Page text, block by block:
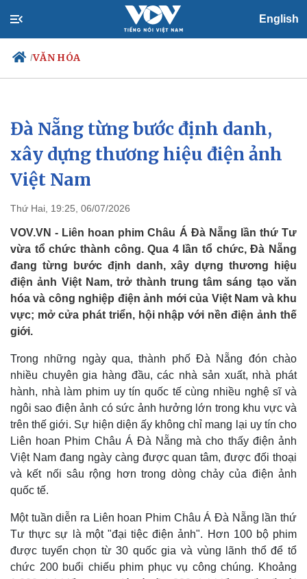
English
/VĂN HÓA
Chính trị
Đảng
Tổ chức nhân sự
Quốc hội
Nhận diện sự thật
Xã hội
Tin 24h
Dự báo thời tiết
Đà Nẵng từng bước định danh,
xây dựng thương hiệu điện ảnh
Việt Nam
Thứ Hai, 19:25, 06/07/2026
VOV.VN - Liên hoan phim Châu Á Đà Nẵng lần thứ Tư
vừa tổ chức thành công. Qua 4 lần tổ chức, Đà Nẵng
đang từng bước định danh, xây dựng thương hiệu
điện ảnh Việt Nam, trở thành trung tâm sáng tạo văn
hóa và công nghiệp điện ảnh mới của Việt Nam và khu
vực; mở cửa phát triển, hội nhập với nền điện ảnh thế
giới.
Trong những ngày qua, thành phố Đà Nẵng đón chào
nhiều chuyên gia hàng đầu, các nhà sản xuất, nhà phát
hành, nhà làm phim uy tín quốc tế cùng nhiều nghệ sĩ và
ngôi sao điện ảnh có sức ảnh hưởng lớn trong khu vực và
trên thế giới. Sự hiện diện ấy không chỉ mang lại uy tín cho
Liên hoan Phim Châu Á Đà Nẵng mà cho thấy điện ảnh
Việt Nam đang ngày càng được quan tâm, được đối thoại
và kết nối sâu rộng hơn trong dòng chảy của điện ảnh
quốc tế.
Một tuần diễn ra Liên hoan Phim Châu Á Đà Nẵng lần thứ
Tư thực sự là một "đại tiệc điện ảnh". Hơn 100 bộ phim
được tuyển chọn từ 30 quốc gia và vùng lãnh thổ để tổ
chức 200 buổi chiếu phim phục vụ công chúng. Khoảng